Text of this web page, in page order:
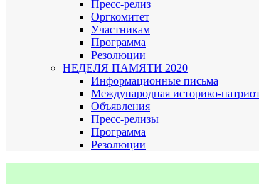
Пресс-релиз
Оргкомитет
Участникам
Программа
Резолюции
НЕДЕЛЯ ПАМЯТИ 2020
Информационные письма
Международная историко-
Объявления
Пресс-релизы
Программа
Резолюции